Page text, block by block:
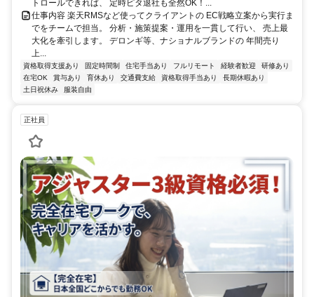
トロールできれば、 定時ピタ退社も全然OK！...
仕事内容 楽天RMSなど使ってクライアントの EC戦略立案から実行ま
でをチームで担当。 分析・施策提案・運用を一貫して行い、 売上最
大化を牽引します。 デロンギ等、ナショナルブランドの 年間売り
上...
資格取得支援あり 固定時間制 住宅手当あり フルリモート 経験者歓迎
研修あり
在宅OK
賞与あり 育休あり 交通費支給 資格取得手当あり
長期休暇あり
土日祝休み
服装自由
正社員